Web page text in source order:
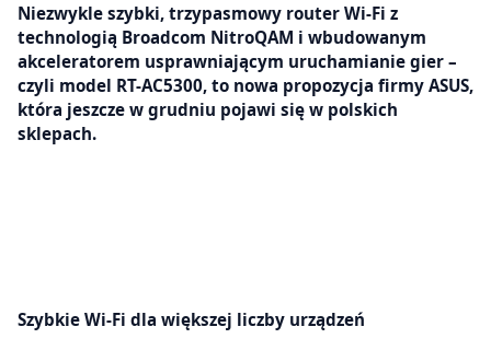
Niezwykle szybki, trzypasmowy router Wi-Fi z
technologią Broadcom NitroQAM i wbudowanym
akceleratorem usprawniającym uruchamianie gier –
czyli model RT-AC5300, to nowa propozycja firmy ASUS,
która jeszcze w grudniu pojawi się w polskich
sklepach.
Szybkie Wi-Fi dla większej liczby urządzeń